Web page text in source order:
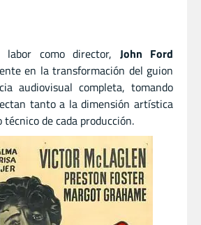
como director, John Ford
en la transformación del guion
audiovisual completa, tomando
tanto a la dimensión artística
de cada producción.